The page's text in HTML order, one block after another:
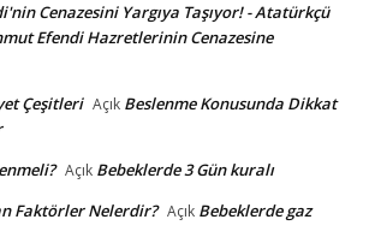
Cenazesini Yargıya Taşıyor! - Atatürkçü
Efendi Hazretlerinin Cenazesine
Çeşitleri Açık Beslenme Konusunda Dikkat
Açık Bebeklerde 3 Gün kuralı
Faktörler Nelerdir? Açık Bebeklerde gaz